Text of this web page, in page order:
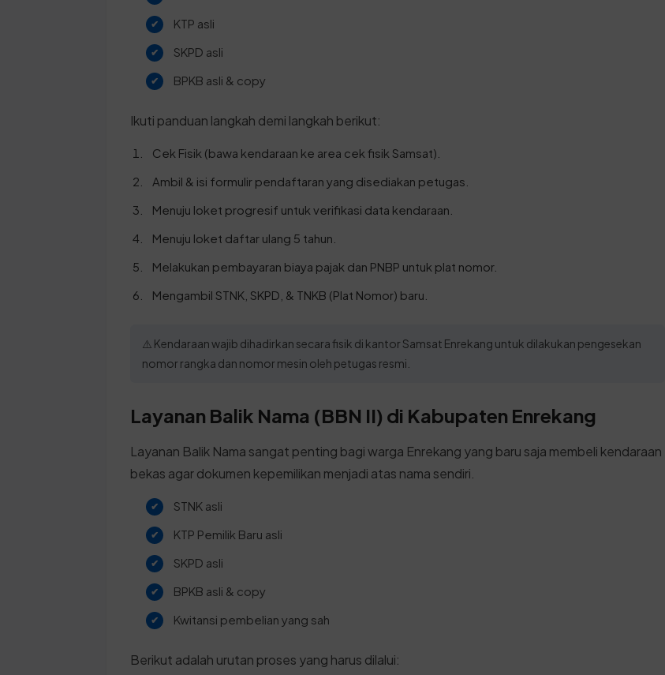
KTP asli
SKPD asli
BPKB asli & copy
Ikuti panduan langkah demi langkah berikut:
Cek Fisik (bawa kendaraan ke area cek fisik Samsat).
Ambil & isi formulir pendaftaran yang disediakan petugas.
Menuju loket progresif untuk verifikasi data kendaraan.
Menuju loket daftar ulang 5 tahun.
Melakukan pembayaran biaya pajak dan PNBP untuk plat nomor.
Mengambil STNK, SKPD, & TNKB (Plat Nomor) baru.
⚠️ Kendaraan wajib dihadirkan secara fisik di kantor Samsat Enrekang untuk dilakukan pengesekan
nomor rangka dan nomor mesin oleh petugas resmi.
Layanan Balik Nama (BBN II) di Kabupaten Enrekang
Layanan Balik Nama sangat penting bagi warga Enrekang yang baru saja membeli kendaraan
bekas agar dokumen kepemilikan menjadi atas nama sendiri.
STNK asli
KTP Pemilik Baru asli
SKPD asli
BPKB asli & copy
Kwitansi pembelian yang sah
Berikut adalah urutan proses yang harus dilalui: